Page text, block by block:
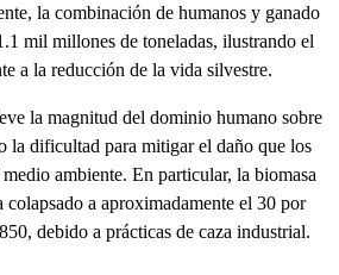
la combinación de humanos y ganado
mil millones de toneladas, ilustrando el
a la reducción de la vida silvestre.
la magnitud del dominio humano sobre
la dificultad para mitigar el daño que los
ambiente. En particular, la biomasa
colapsado a aproximadamente el 30 por
debido a prácticas de caza industrial.